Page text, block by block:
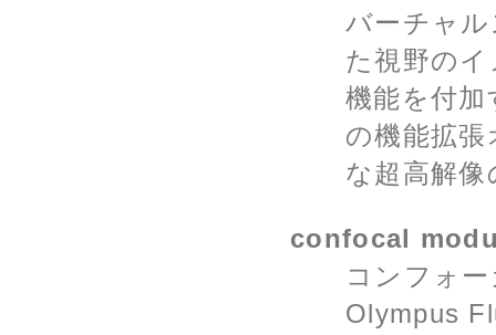
バーチャ
た視野の
機能を付
の機能拡
な超高解
confocal
コンフォ
Olympus